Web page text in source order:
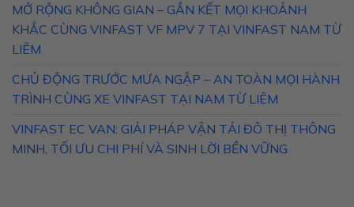
MỞ RỘNG KHÔNG GIAN – GẮN KẾT MỌI KHOẢNH
KHẮC CÙNG VINFAST VF MPV 7 TẠI VINFAST NAM TỪ
LIÊM
CHỦ ĐỘNG TRƯỚC MƯA NGẬP – AN TOÀN MỌI HÀNH
TRÌNH CÙNG XE VINFAST TẠI NAM TỪ LIÊM
VINFAST EC VAN: GIẢI PHÁP VẬN TẢI ĐÔ THỊ THÔNG
MINH, TỐI ƯU CHI PHÍ VÀ SINH LỜI BỀN VỮNG